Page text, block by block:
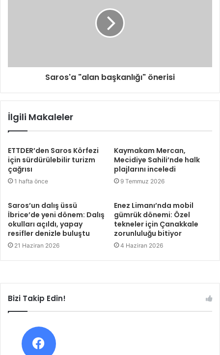
Saros'a "alan başkanlığı" önerisi
İlgili Makaleler
ETTDER’den Saros Körfezi
için sürdürülebilir turizm
çağrısı
1 hafta önce
Kaymakam Mercan,
Mecidiye Sahili’nde halk
plajlarını inceledi
9 Temmuz 2026
Saros’un dalış üssü
İbrice’de yeni dönem: Dalış
okulları açıldı, yapay
resifler denizle buluştu
21 Haziran 2026
Enez Limanı’nda mobil
gümrük dönemi: Özel
tekneler için Çanakkale
zorunluluğu bitiyor
4 Haziran 2026
Bizi Takip Edin!